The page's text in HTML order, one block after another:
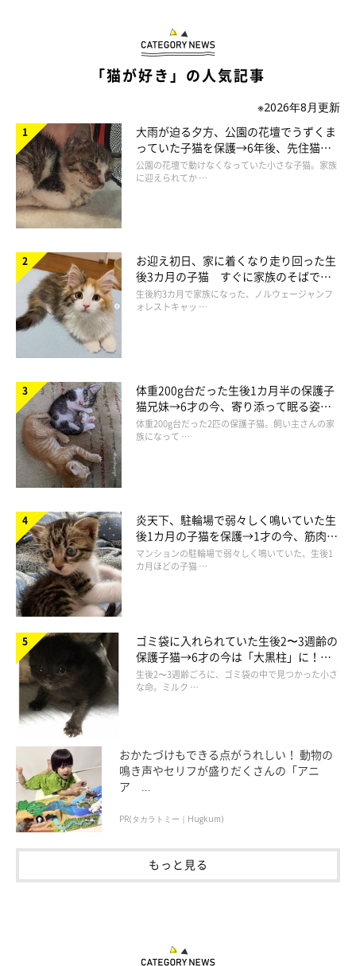
「猫が好き」の人気記事
※2026年8月更新
大雨が迫る夕方、公園の花壇でうずくま
っていた子猫を保護→6年後、先住猫
と“姉妹”のような関係に
公園の花壇で動けなくなっていた小さな子猫。家族
に迎えられてか …
お迎え初日、家に着くなり走り回った生
後3カ月の子猫 すぐに家族のそばで落
ち着く姿に「迎えてよかった」
生後約3カ月で家族になった、ノルウェージャンフ
ォレストキャッ …
体重200g台だった生後1カ月半の保護子
猫兄妹→6才の今、寄り添って眠る姿に
ほっこり！
体重200g台だった2匹の保護子猫。飼い主さんの家
族になって …
炎天下、駐輪場で弱々しく鳴いていた生
後1カ月の子猫を保護→1才の今、筋肉質
でツンデレなコに成長
マンションの駐輪場で弱々しく鳴いていた、生後1
カ月ほどの子猫 …
ゴミ袋に入れられていた生後2〜3週齢の
保護子猫→6才の今は「大黒柱」に！
美しい黒猫に成長した姿にグッとくる
生後2〜3週齢ごろに、ゴミ袋の中で見つかった小さ
な命。ミルク …
おかたづけもできる点がうれしい！ 動物の
鳴き声やセリフが盛りだくさんの「アニ
ア ...
PR(タカラトミー｜Hugkum)
もっと見る